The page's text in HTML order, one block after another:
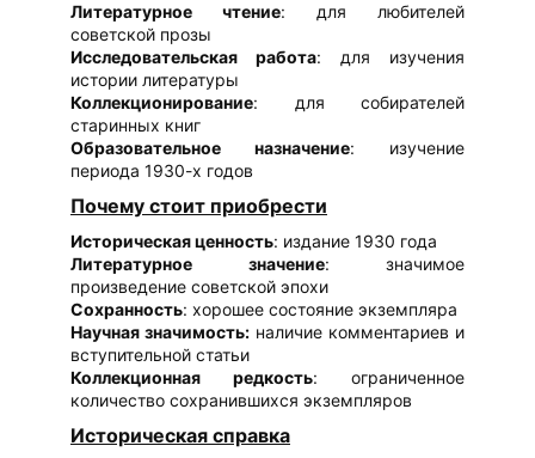
Литературное чтение: для любителей
советской прозы
Исследовательская работа: для изучения
истории литературы
Коллекционирование: для собирателей
старинных книг
Образовательное назначение: изучение
периода 1930-х годов
Почему стоит приобрести
Историческая ценность: издание 1930 года
Литературное значение: значимое
произведение советской эпохи
Сохранность: хорошее состояние экземпляра
Научная значимость: наличие комментариев и
вступительной статьи
Коллекционная редкость: ограниченное
количество сохранившихся экземпляров
Историческая справка